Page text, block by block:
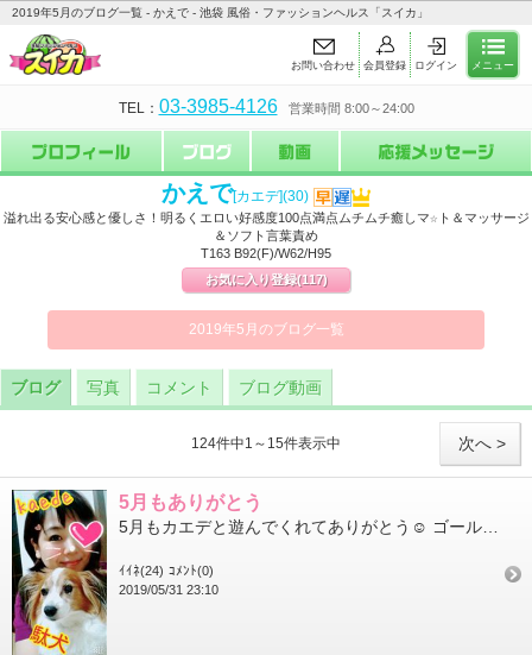
2019年5月のブログ一覧 - かえで - 池袋 風俗・ファッションヘルス「スイカ」
お問い合わせ 会員登録 ログイン メニュー
TEL： 03-3985-4126 営業時間 8:00～24:00
かえで[カエデ](30)
溢れ出る安心感と優しさ！明るくエロい好感度100点満点ムチムチ癒しマ☆ト＆マッサージ
＆ソフト言葉責め
T163 B92(F)/W62/H95
お気に入り登録(117)
2019年5月のブログ一覧
ブログ 写真 コメント ブログ動画
次へ >
124件中1～15件表示中
5月もありがとう
ｲｲﾈ(24) ｺﾒﾝﾄ(0)
2019/05/31 23:10